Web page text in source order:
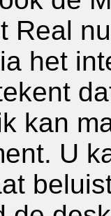
Real
het
kan
U